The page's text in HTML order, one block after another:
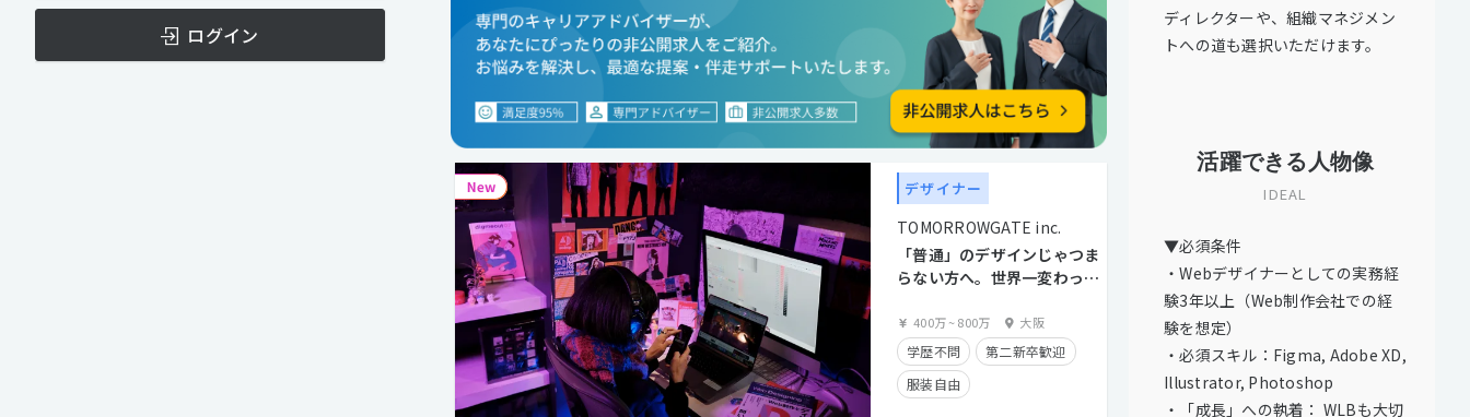
ログイン
クライアントとの直接取引多数
デザイナー
TOMORROWGATE inc.
「普通」のデザインじゃつま
らない方へ。世界一変わった
ませんか？
400万~800万 大阪
学歴不問
第二新卒歓迎
服装自由
ディレクターや、組織マネジメン
トへの道も選択いただけます。
活躍できる人物像
IDEAL
▼必須条件
・Webデザイナーとしての実務経
験3年以上（Web制作会社での経
験を想定）
・必須スキル：Figma, Adobe XD,
Illustrator, Photoshop
・「成長」への執着： WLBも大切